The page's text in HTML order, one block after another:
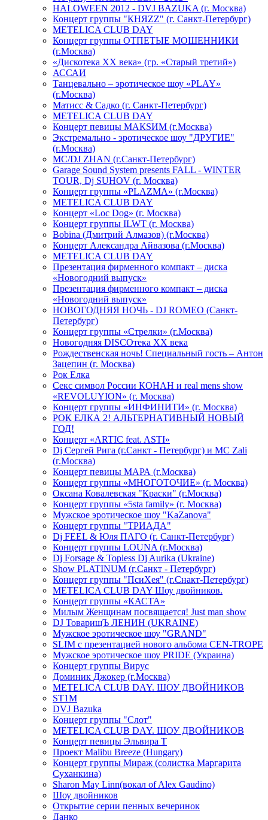
HALOWEEN 2012 - DVJ BAZUKA (г. Москва)
Концерт группы "КНЯZZ" (г. Санкт-Петербург)
METELICA CLUB DAY
Концерт группы ОТПЕТЫЕ МОШЕННИКИ
(г.Москва)
«Дискотека ХХ века» (гр. «Старый третий»)
АССАИ
Танцевально – эротическое шоу «PLAY»
(г.Москва)
Матисс & Садко (г. Санкт-Петербург)
METELICA CLUB DAY
Концерт певицы МАКSИМ (г.Москва)
Экстремально - эротическое шоу "ДРУГИЕ"
(г.Москва)
МС/DJ ZHAN (г.Санкт-Петербург)
Garage Sound System presents FALL - WINTER
TOUR, Dj SUHOV (г. Москва)
Концерт группы «PLAZMA» (г.Москва)
METELICA CLUB DAY
Концерт «Loc Dog» (г. Москва)
Концерт группы ILWT (г. Москва)
Bobina (Дмитрий Алмазов) (г.Москва)
Концерт Александра Айвазова (г.Москва)
METELICA CLUB DAY
Презентация фирменного компакт – диска
«Новогодний выпуск»
Презентация фирменного компакт – диска
«Новогодний выпуск»
НОВОГОДНЯЯ НОЧЬ - DJ ROMEO (Санкт-
Петербург)
Концерт группы «Стрелки» (г.Москва)
Новогодняя DISCOтека ХХ века
Рождественская ночь! Специальный гость – Антон
Зацепин (г. Москва)
Рок Елка
Секс символ России КОНАН и real mens show
«REVOLUYION» (г. Москва)
Концерт группы «ИНФИНИТИ» (г. Москва)
РОК ЕЛКА 2! АЛЬТЕРНАТИВНЫЙ НОВЫЙ
ГОД!
Концерт «ARTIC feat. ASTI»
Dj Сергей Рига (г.Санкт - Петербург) и MC Zali
(г.Москва)
Концерт певицы МАРА (г.Москва)
Концерт группы «МНОГОТОЧИЕ» (г. Москва)
Оксана Ковалевская "Краски" (г.Москва)
Концерт группы «5sta family» (г. Москва)
Мужское эротическое шоу "KaZanova"
Концерт группы "ТРИАДА"
Dj FEEL & Юля ПАГО (г. Санкт-Петербург)
Концерт группы LOUNA (г.Москва)
Dj Forsage & Topless Dj Aurika (Ukraine)
Show PLATINUM (г.Санкт - Петербург)
Концерт группы "ПсиХея" (г.Снакт-Петербург)
METELICA CLUB DAY Шоу двойников.
Концерт группы «КАСТА»
Милым Женщинам посвящается! Just man show
DJ ТоварищЪ ЛЕНИН (UKRAINE)
Мужское эротическое шоу "GRAND"
SLIM с презентацией нового альбома CEN-TROPE
Мужское эротическое шоу PRIDE (Украина)
Концерт группы Вирус
Доминик Джокер (г.Москва)
METELICA CLUB DAY. ШОУ ДВОЙНИКОВ
ST1M
DVJ Bazuka
Концерт группы "Слот"
METELICA CLUB DAY. ШОУ ДВОЙНИКОВ
Концерт певицы Эльвира Т
Проект Malibu Breeze (Hungary)
Концерт группы Мираж (солистка Маргарита
Суханкина)
Sharon May Linn(вокал of Alex Gaudino)
Шоу двойников
Открытие серии пенных вечеринок
Данко